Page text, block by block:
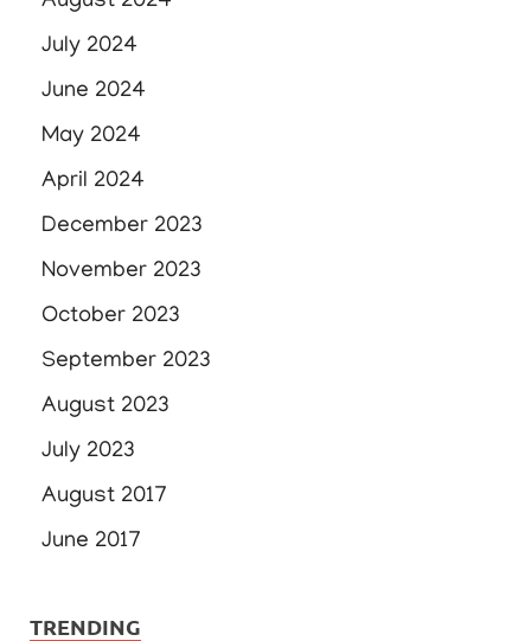
July 2024
June 2024
May 2024
April 2024
December 2023
November 2023
October 2023
September 2023
August 2023
July 2023
August 2017
June 2017
TRENDING